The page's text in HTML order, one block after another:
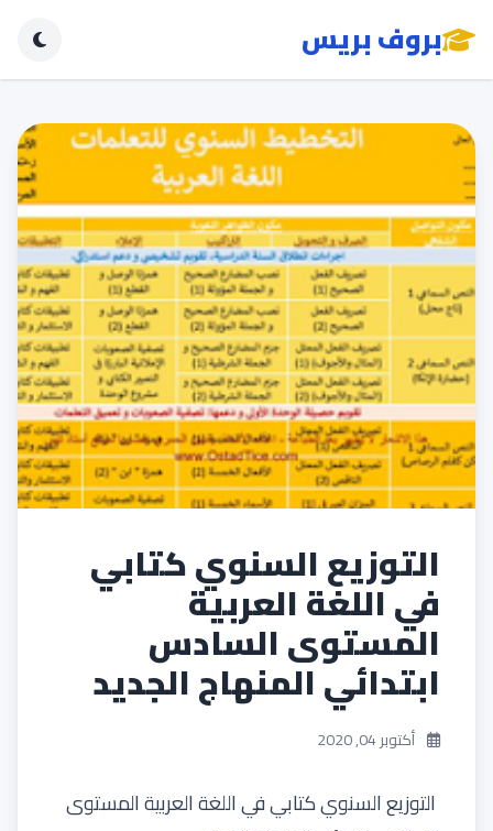
بروف بريس
التوزيع السنوي كتابي
في اللغة العربية
المستوى السادس
ابتدائي المنهاج الجديد
أكتوبر 04, 2020
التوزيع السنوي كتابي في اللغة العربية المستوى